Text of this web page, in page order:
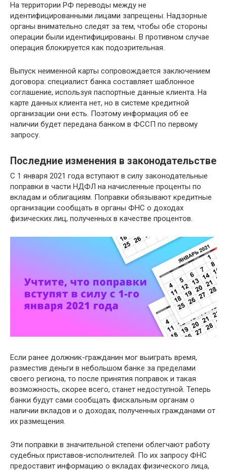
На территории РФ переводы между не
идентифицированными лицами запрещены. Надзорные
органы внимательно следят за тем, чтобы обе стороны
операции были идентифицированы. В противном случае
операция блокируется как подозрительная.
Выпуск неименной карты сопровождается заключением
договора: специалист банка составляет шаблонное
соглашение, используя паспортные данные клиента. На
карте данных клиента нет, но в системе кредитной
организации они есть. Поэтому информация об ее
наличии будет передана банком в ФССП по первому
запросу.
Последние изменения в законодательстве
С 1 января 2021 года вступают в силу законодательные
поправки в части НДФЛ на начисленные проценты по
вкладам и облигациям. Поправки обязывают кредитные
организации сообщать в органы ФНС о доходах
физических лиц, полученных в качестве процентов.
Если ранее должник-гражданин мог выиграть время,
разместив деньги в небольшом банке за пределами
своего региона, то после принятия поправок и такая
возможность, скорее всего, станет недоступной. Теперь
банки будут сами сообщать фискальным органам о
наличии вкладов и о доходах, полученных гражданами от
их размещения.
Эти поправки в значительной степени облегчают работу
судебных приставов-исполнителей. По их запросу ФНС
предоставит информацию о вкладах физического лица,